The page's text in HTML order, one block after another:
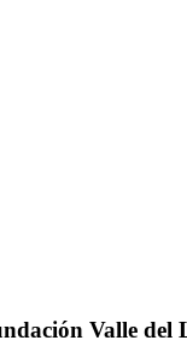
Valle del